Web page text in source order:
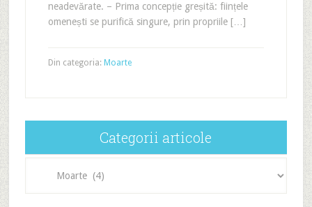
neadevărate. – Prima concepție greșită: ființele
omenești se purifică singure, prin propriile […]
Din categoria: Moarte
Categorii articole
articole